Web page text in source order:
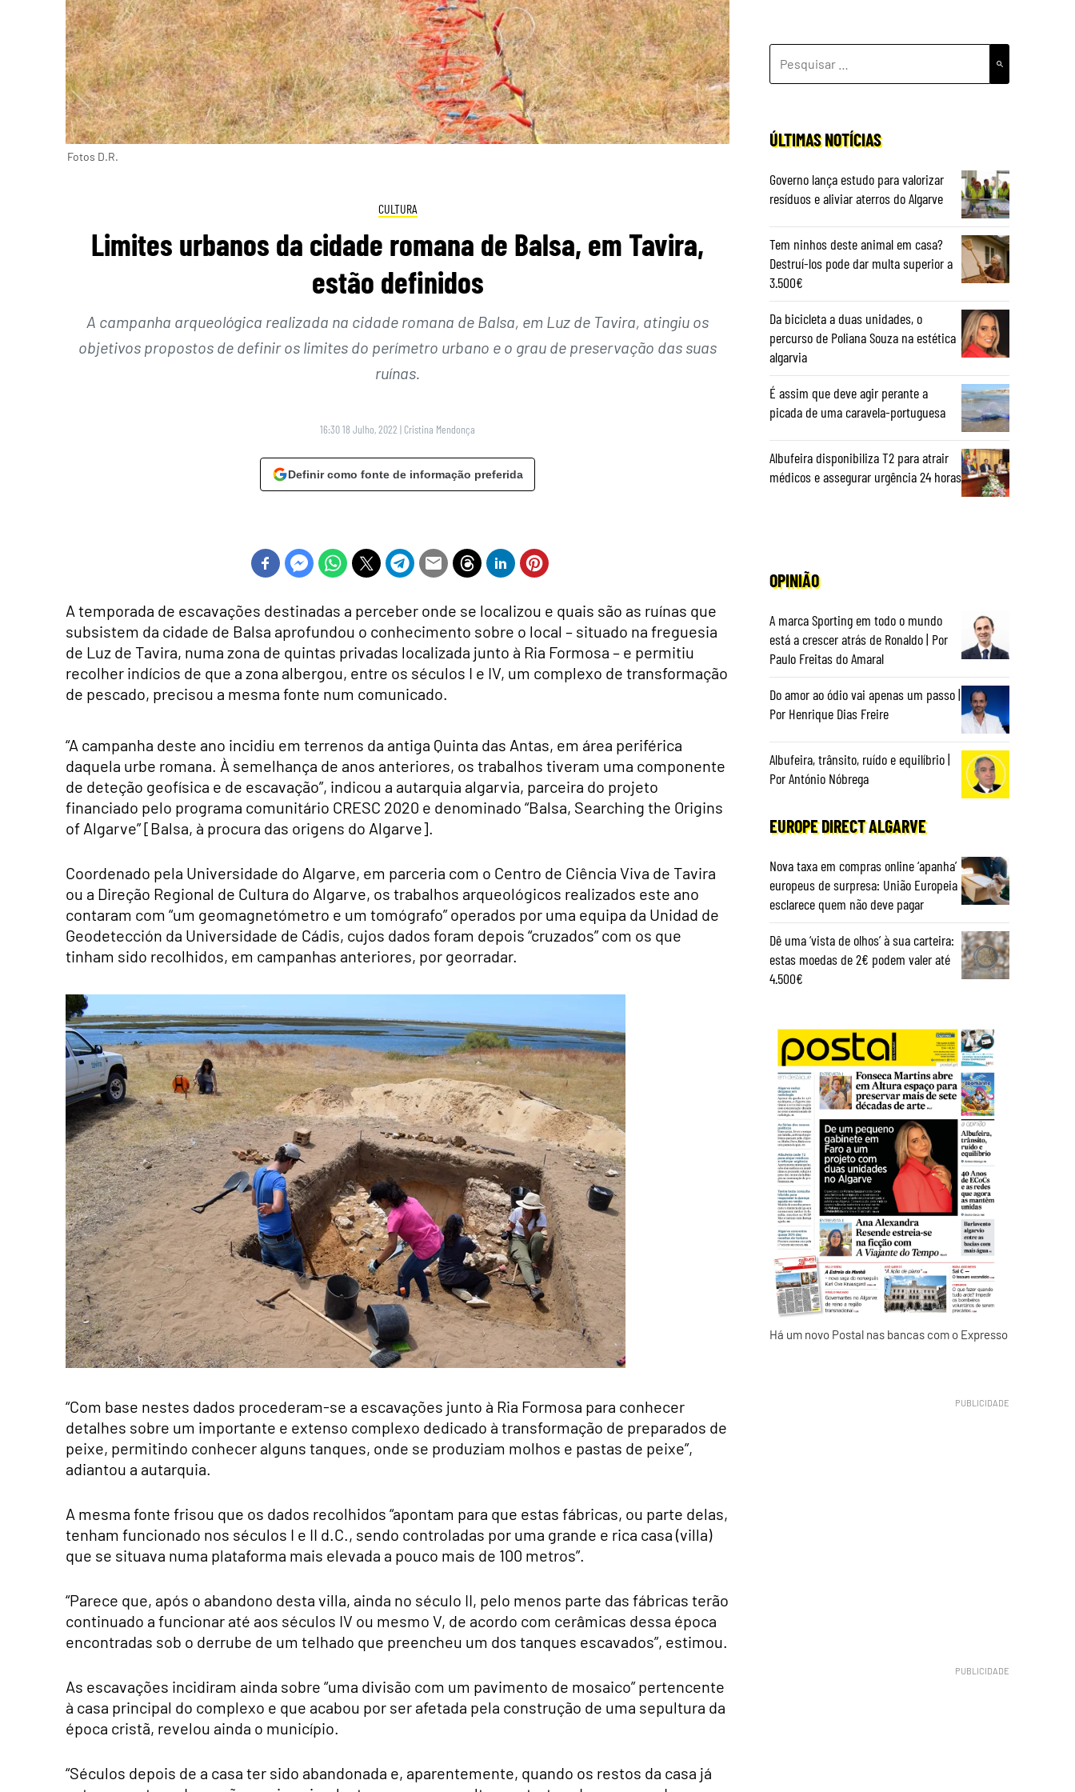
Fotos D.R.
CULTURA
Limites urbanos da cidade romana de Balsa, em Tavira,
estão definidos
A campanha arqueológica realizada na cidade romana de Balsa, em Luz de Tavira, atingiu os
objetivos propostos de definir os limites do perímetro urbano e o grau de preservação das suas
ruínas.
16:30 18 Julho, 2022 | Cristina Mendonça
Definir como fonte de informação preferida
A temporada de escavações destinadas a perceber onde se localizou e quais são as ruínas que
subsistem da cidade de Balsa aprofundou o conhecimento sobre o local – situado na freguesia
de Luz de Tavira, numa zona de quintas privadas localizada junto à Ria Formosa – e permitiu
recolher indícios de que a zona albergou, entre os séculos I e IV, um complexo de transformação
de pescado, precisou a mesma fonte num comunicado.
“A campanha deste ano incidiu em terrenos da antiga Quinta das Antas, em área periférica
daquela urbe romana. À semelhança de anos anteriores, os trabalhos tiveram uma componente
de deteção geofísica e de escavação”, indicou a autarquia algarvia, parceira do projeto
financiado pelo programa comunitário CRESC 2020 e denominado “Balsa, Searching the Origins
of Algarve” [Balsa, à procura das origens do Algarve].
Coordenado pela Universidade do Algarve, em parceria com o Centro de Ciência Viva de Tavira
ou a Direção Regional de Cultura do Algarve, os trabalhos arqueológicos realizados este ano
contaram com “um geomagnetómetro e um tomógrafo” operados por uma equipa da Unidad de
Geodetección da Universidade de Cádis, cujos dados foram depois “cruzados” com os que
tinham sido recolhidos, em campanhas anteriores, por georradar.
“Com base nestes dados procederam-se a escavações junto à Ria Formosa para conhecer
detalhes sobre um importante e extenso complexo dedicado à transformação de preparados de
peixe, permitindo conhecer alguns tanques, onde se produziam molhos e pastas de peixe”,
adiantou a autarquia.
A mesma fonte frisou que os dados recolhidos “apontam para que estas fábricas, ou parte delas,
tenham funcionado nos séculos I e II d.C., sendo controladas por uma grande e rica casa (villa)
que se situava numa plataforma mais elevada a pouco mais de 100 metros”.
“Parece que, após o abandono desta villa, ainda no século II, pelo menos parte das fábricas terão
continuado a funcionar até aos séculos IV ou mesmo V, de acordo com cerâmicas dessa época
encontradas sob o derrube de um telhado que preencheu um dos tanques escavados”, estimou.
As escavações incidiram ainda sobre “uma divisão com um pavimento de mosaico” pertencente
à casa principal do complexo e que acabou por ser afetada pela construção de uma sepultura da
época cristã, revelou ainda o município.
“Séculos depois de a casa ter sido abandonada e, aparentemente, quando os restos da casa já
POR:
ÚLTIMAS NOTÍCIAS
Governo lança estudo para valorizar
resíduos e aliviar aterros do Algarve
Tem ninhos deste animal em casa?
Destruí-los pode dar multa superior a
3.500€
Da bicicleta a duas unidades, o
percurso de Poliana Souza na estética
algarvia
É assim que deve agir perante a
picada de uma caravela-portuguesa
Albufeira disponibiliza T2 para atrair
médicos e assegurar urgência 24 horas
OPINIÃO
A marca Sporting em todo o mundo
está a crescer atrás de Ronaldo | Por
Paulo Freitas do Amaral
Do amor ao ódio vai apenas um passo |
Por Henrique Dias Freire
Albufeira, trânsito, ruído e equilíbrio |
Por António Nóbrega
EUROPE DIRECT ALGARVE
Nova taxa em compras online ‘apanha’
europeus de surpresa: União Europeia
esclarece quem não deve pagar
Dê uma ‘vista de olhos’ à sua carteira:
estas moedas de 2€ podem valer até
4.500€
Há um novo Postal nas bancas com o Expresso